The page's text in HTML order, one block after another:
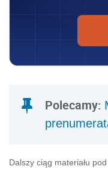
Polecamy:
Dalszy ciąg materiału